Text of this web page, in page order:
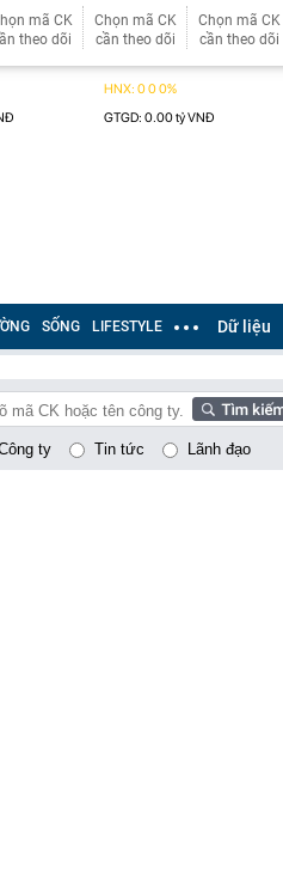
mã CK
theo dõi
Chọn mã CK
cần theo dõi
Chọn mã CK
cần theo dõi
SỐNG LIFESTYLE Dữ liệu
ty Tin tức Lãnh đạo